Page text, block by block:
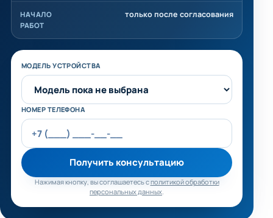
НАЧАЛО
РАБОТ
только после согласования
Не заполняйте это поле
МОДЕЛЬ УСТРОЙСТВА
НОМЕР ТЕЛЕФОНА
Получить консультацию
Нажимая кнопку, вы соглашаетесь сполитикой обработки
персональных данных.